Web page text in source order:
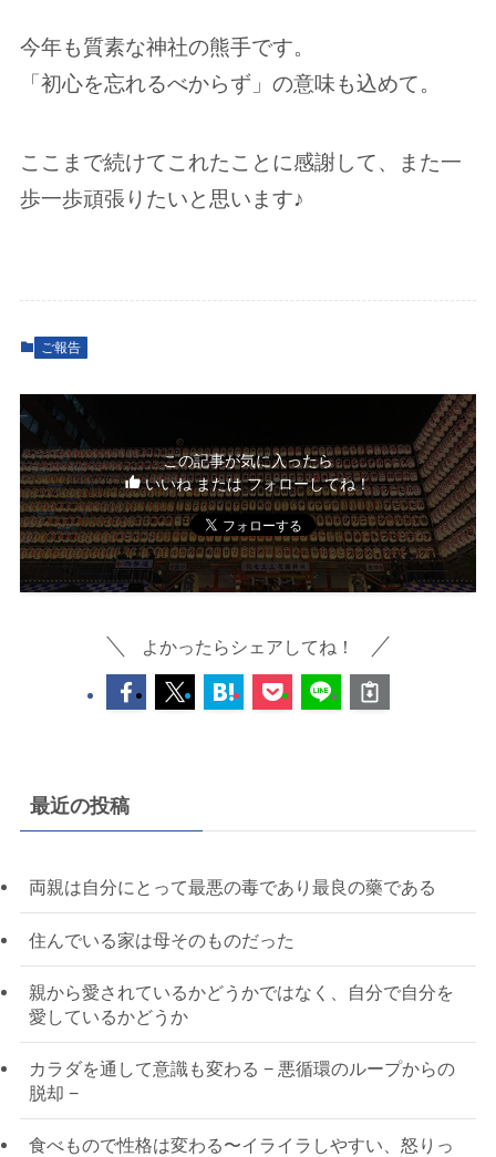
今年も質素な神社の熊手です。
「初心を忘れるべからず」の意味も込めて。
ここまで続けてこれたことに感謝して、また一
歩一歩頑張りたいと思います♪
ご報告
この記事が気に入ったら
いいね または フォローしてね！
よかったらシェアしてね！
最近の投稿
両親は自分にとって最悪の毒であり最良の藥である
住んでいる家は母そのものだった
親から愛されているかどうかではなく、自分で自分を
愛しているかどうか
カラダを通して意識も変わる − 悪循環のループからの
脱却 −
食べもので性格は変わる〜イライラしやすい、怒りっ